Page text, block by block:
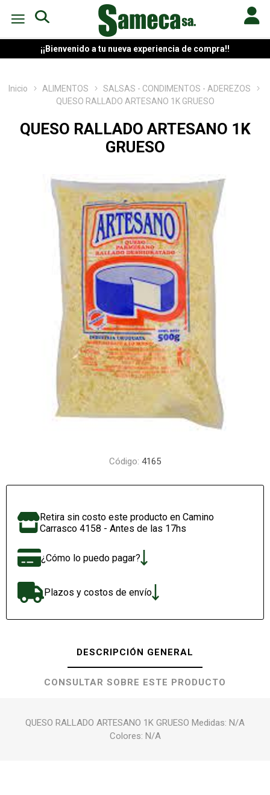
¡¡Bienvenido a tu nueva experiencia de compra!!
Inicio ALIMENTOS
SALSAS - CONDIMENTOS - ADEREZOS
QUESO RALLADO ARTESANO 1K GRUESO
QUESO RALLADO ARTESANO 1K
GRUESO
Código: 4165
Retira sin costo este producto en Camino
Carrasco 4158 - Antes de las 17hs
¿Cómo lo puedo pagar?
Plazos y costos de envío
DESCRIPCIÓN GENERAL
CONSULTAR SOBRE ESTE PRODUCTO
QUESO RALLADO ARTESANO 1K GRUESO Medidas: N/A
Colores: N/A